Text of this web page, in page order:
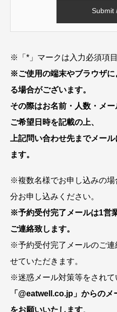
※「*」マークは入力必須項目
※ご使用の端末やブラウザ
る場合がございます。
その際はお名前・人数・メ
ご希望日時を記載の上、
上記問い合わせ先までメー
ます。
※複数名様でお申し込みの
分お申し込みください。
※予約受付完了メールは1営
ご連絡致します。
※予約受付完了メールのご連
せていただきます。
※迷惑メール対策等をされて
「@eatwell.co.jp」からの
をお願いいたします。